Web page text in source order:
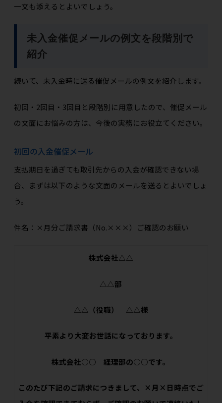
一文も添えるとよいでしょう。
未入金催促メールの例文を段階別で
紹介
続いて、未入金時に送る催促メールの例文を紹介します。
初回・2回目・3回目と段階別に用意したので、催促メール
の文面にお悩みの方は、今後の実務にお役立てください。
初回の入金催促メール
支払期日を過ぎても取引先からの入金が確認できない場
合、まずは以下のような文面のメールを送るとよいでしょ
う。
件名：×月分ご請求書（No.×××）ご確認のお願い
株式会社△△
△△部
△△（役職） △△様
平素より大変お世話になっております。
株式会社○○ 経理部の○○です。
このたび下記のご請求につきまして、×月×日時点でご